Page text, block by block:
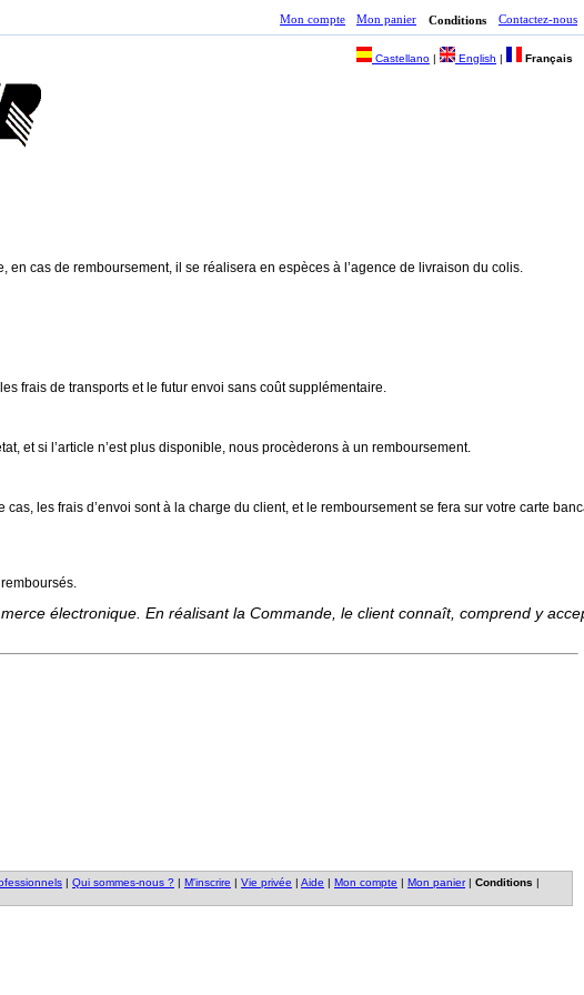
Mon compte Mon panier Conditions Contactez-nous
Castellano | English | Français
en cas de remboursement, il se réalisera en espèces à l’agence de livraison du colis.
frais de transports et le futur envoi sans coût supplémentaire.
et si l’article n’est plus disponible, nous procèderons à un remboursement.
les frais d’envoi sont à la charge du client, et le remboursement se fera sur votre carte
électronique. En réalisant la Commande, le client connaît, comprend y
| Qui sommes-nous ? | M'inscrire | Vie privée | Aide | Mon compte | Mon panier| Conditions |